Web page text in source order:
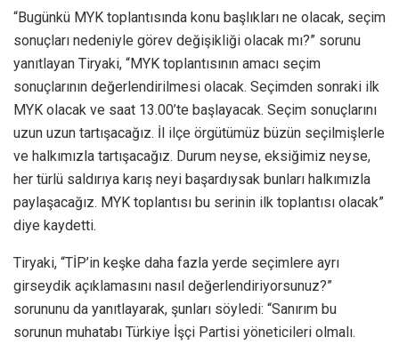
“Bugünkü MYK toplantısında konu başlıkları ne olacak, seçim
sonuçları nedeniyle görev değişikliği olacak mı?” sorunu
yanıtlayan Tiryaki, “MYK toplantısının amacı seçim
sonuçlarının değerlendirilmesi olacak. Seçimden sonraki ilk
MYK olacak ve saat 13.00’te başlayacak. Seçim sonuçlarını
uzun uzun tartışacağız. İl ilçe örgütümüz büzün seçilmişlerle
ve halkımızla tartışacağız. Durum neyse, eksiğimiz neyse,
her türlü saldırıya karış neyi başardıysak bunları halkımızla
paylaşacağız. MYK toplantısı bu serinin ilk toplantısı olacak”
diye kaydetti.
Tiryaki, “TİP’in keşke daha fazla yerde seçimlere ayrı
girseydik açıklamasını nasıl değerlendiriyorsunuz?”
sorununu da yanıtlayarak, şunları söyledi: “Sanırım bu
sorunun muhatabı Türkiye İşçi Partisi yöneticileri olmalı.